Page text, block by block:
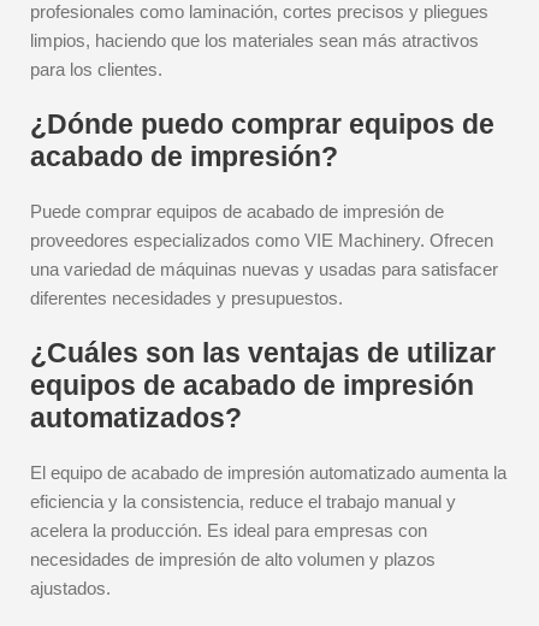
profesionales como laminación, cortes precisos y pliegues
limpios, haciendo que los materiales sean más atractivos
para los clientes.
¿Dónde puedo comprar equipos de
acabado de impresión?
Puede comprar equipos de acabado de impresión de
proveedores especializados como VIE Machinery. Ofrecen
una variedad de máquinas nuevas y usadas para satisfacer
diferentes necesidades y presupuestos.
¿Cuáles son las ventajas de utilizar
equipos de acabado de impresión
automatizados?
El equipo de acabado de impresión automatizado aumenta la
eficiencia y la consistencia, reduce el trabajo manual y
acelera la producción. Es ideal para empresas con
necesidades de impresión de alto volumen y plazos
ajustados.